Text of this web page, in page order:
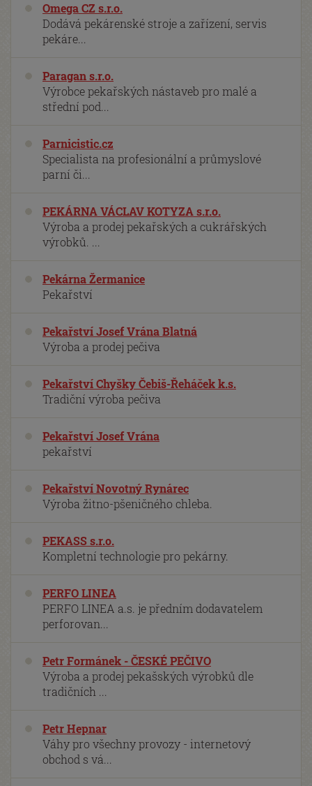
Omega CZ s.r.o.
Dodává pekárenské stroje a zařízení, servis
pekáre...
Paragan s.r.o.
Výrobce pekařských nástaveb pro malé a
střední pod...
Parnicistic.cz
Specialista na profesionální a průmyslové
parní či...
PEKÁRNA VÁCLAV KOTYZA s.r.o.
Výroba a prodej pekařských a cukrářských
výrobků. ...
Pekárna Žermanice
Pekařství
Pekařství Josef Vrána Blatná
Výroba a prodej pečiva
Pekařství Chyšky Čebiš-Řeháček k.s.
Tradiční výroba pečiva
Pekařství Josef Vrána
pekařství
Pekařství Novotný Rynárec
Výroba žitno-pšeničného chleba.
PEKASS s.r.o.
Kompletní technologie pro pekárny.
PERFO LINEA
PERFO LINEA a.s. je předním dodavatelem
perforovan...
Petr Formánek - ČESKÉ PEČIVO
Výroba a prodej pekašských výrobků dle
tradičních ...
Petr Hepnar
Váhy pro všechny provozy - internetový
obchod s vá...